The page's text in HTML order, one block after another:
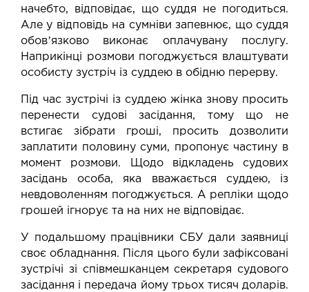
начебто, відповідає, що суддя не погодиться.
Але у відповідь на сумніви запевнює, що суддя
обовʼязково виконає оплачувану послугу.
Наприкінці розмови погоджується влаштувати
особисту зустріч із суддею в обідню перерву.
Під час зустрічі із суддею жінка знову просить
перенести судові засідання, тому що не
встигає зібрати гроші, просить дозволити
заплатити половину суми, пропонує частину в
момент розмови. Щодо відкладень судових
засідань особа, яка вважається суддею, із
невдоволенням погоджується. А репліки щодо
грошей ігнорує та на них не відповідає.
У подальшому працівники СБУ дали заявниці
своє обладнання. Після цього були зафіксовані
зустрічі зі співмешканцем секретаря судового
засідання і передача йому трьох тисяч доларів.